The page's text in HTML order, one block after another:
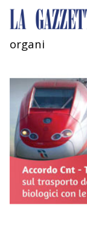
AMBIENTE
MOBILITÀ
INDUSTRIA
RICERCA
ECONOMIA
TURISMO
organi